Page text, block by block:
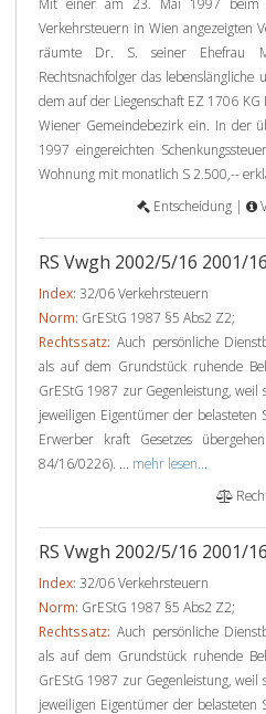
Verkehrsteuern in Wien angezeigten
räumte Dr. S. seiner Ehefrau
Rechtsnachfolger das
dem auf der Liegenschaft EZ 1706
Wiener Gemeindebezirk ein. In der
1997 eingereichten
Wohnung mit monatlich S 2.500,--
Entscheidung |
RS Vwgh 2002/5/16 2001/
Index: 32/06 Verkehrsteuern
Norm: GrEStG 1987 §5 Abs2 Z2;
Rechtssatz: Auch persönliche
als auf dem Grundstück ruhende
GrEStG 1987 zur Gegenleistung, weil
jeweiligen Eigentümer der
Erwerber kraft Gesetzes
84/16/0226). ... mehr lesen...
RS Vwgh 2002/5/16 2001/
Index: 32/06 Verkehrsteuern
Norm: GrEStG 1987 §5 Abs2 Z2;
Rechtssatz: Auch persönliche
als auf dem Grundstück ruhende
GrEStG 1987 zur Gegenleistung, weil
jeweiligen Eigentümer der